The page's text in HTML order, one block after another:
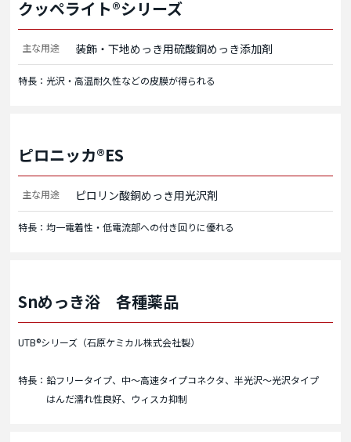
クッペライト®シリーズ
主な用途 装飾・下地めっき用硫酸銅めっき添加剤
特長：光沢・高温耐久性などの皮膜が得られる
ピロニッカ®ES
主な用途 ピロリン酸銅めっき用光沢剤
特長：均一電着性・低電流部への付き回りに優れる
Snめっき浴 各種薬品
UTB®シリーズ（石原ケミカル株式会社製）
特長：鉛フリータイプ、中～高速タイプコネクタ、半光沢～光沢タイプ
はんだ濡れ性良好、ウィスカ抑制